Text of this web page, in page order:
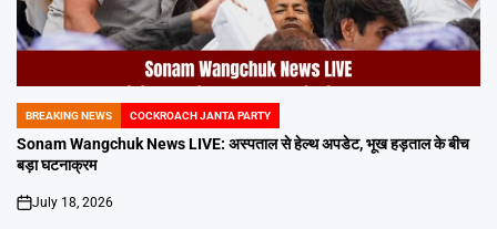
POSTED
IN
BREAKING NEWS COCKROACH JANTA PARTY
Sonam Wangchuk News LIVE: अस्पताल से हेल्थ अपडेट, भूख हड़ताल के बीच
बड़ा घटनाक्रम
on
July 18, 2026